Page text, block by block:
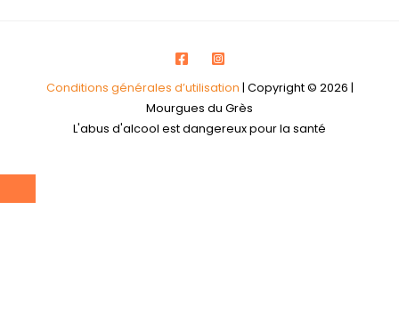
Conditions générales d’utilisation | Copyright © 2026 |
Mourgues du Grès
L'abus d'alcool est dangereux pour la santé